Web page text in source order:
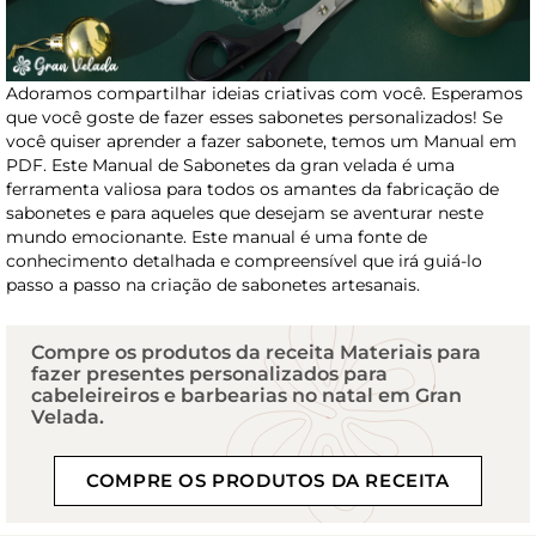
Adoramos compartilhar ideias criativas com você. Esperamos
que você goste de fazer esses sabonetes personalizados! Se
você quiser aprender a fazer sabonete, temos um Manual em
PDF. Este Manual de Sabonetes da gran velada é uma
ferramenta valiosa para todos os amantes da fabricação de
sabonetes e para aqueles que desejam se aventurar neste
mundo emocionante. Este manual é uma fonte de
conhecimento detalhada e compreensível que irá guiá-lo
passo a passo na criação de sabonetes artesanais.
Compre os produtos da receita Materiais para
fazer presentes personalizados para
cabeleireiros e barbearias no natal em Gran
Velada.
COMPRE OS PRODUTOS DA RECEITA